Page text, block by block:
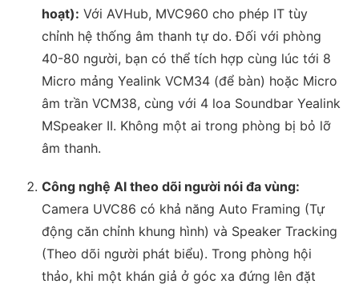
hoạt): Với AVHub, MVC960 cho phép IT tùy
chỉnh hệ thống âm thanh tự do. Đối với phòng
40-80 người, bạn có thể tích hợp cùng lúc tới 8
Micro mảng Yealink VCM34 (để bàn) hoặc Micro
âm trần VCM38, cùng với 4 loa Soundbar Yealink
MSpeaker II. Không một ai trong phòng bị bỏ lỡ
âm thanh.
Công nghệ AI theo dõi người nói đa vùng:
Camera UVC86 có khả năng Auto Framing (Tự
động căn chỉnh khung hình) và Speaker Tracking
(Theo dõi người phát biểu). Trong phòng hội
thảo, khi một khán giả ở góc xa đứng lên đặt